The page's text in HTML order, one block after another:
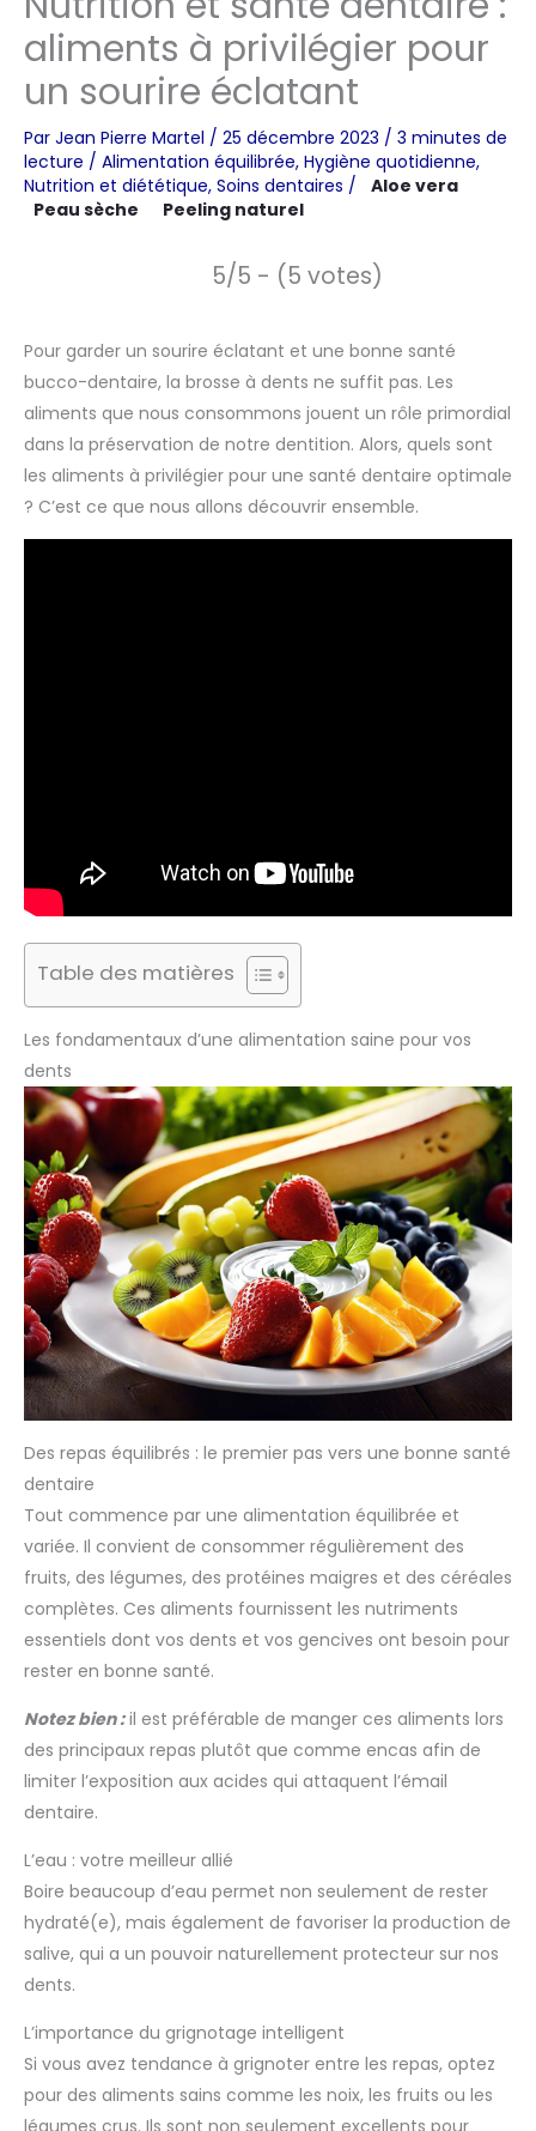
aliments à privilégier pour
un sourire éclatant
Par Jean Pierre Martel / 25 décembre 2023 / 3 minutes de
lecture / Alimentation équilibrée, Hygiène quotidienne,
Nutrition et diététique, Soins dentaires /
Aloe vera
Peau sèche
Peeling naturel
5/5 - (5 votes)
Pour garder un sourire éclatant et une bonne santé
bucco-dentaire, la brosse à dents ne suffit pas. Les
aliments que nous consommons jouent un rôle primordial
dans la préservation de notre dentition. Alors, quels sont
les aliments à privilégier pour une santé dentaire optimale
? C’est ce que nous allons découvrir ensemble.
Table des matières
Les fondamentaux d’une alimentation saine pour vos
dents
Des repas équilibrés : le premier pas vers une bonne santé
dentaire
Tout commence par une alimentation équilibrée et
variée. Il convient de consommer régulièrement des
fruits, des légumes, des protéines maigres et des céréales
complètes. Ces aliments fournissent les nutriments
essentiels dont vos dents et vos gencives ont besoin pour
rester en bonne santé.
Notez bien :il est préférable de manger ces aliments lors
des principaux repas plutôt que comme encas afin de
limiter l’exposition aux acides qui attaquent l’émail
dentaire.
L’eau : votre meilleur allié
Boire beaucoup d’eau permet non seulement de rester
hydraté(e), mais également de favoriser la production de
salive, qui a un pouvoir naturellement protecteur sur nos
dents.
L’importance du grignotage intelligent
Si vous avez tendance à grignoter entre les repas, optez
pour des aliments sains comme les noix, les fruits ou les